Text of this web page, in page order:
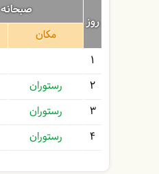
روز
صبحانه
مکان
1
2
رستوران
3
رستوران
4
رستوران